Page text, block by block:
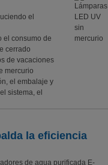
el
el consumo de
cerrado
de vacaciones
mercurio
el embalaje y
sistema, el
la eficiencia
de agua purificada E-